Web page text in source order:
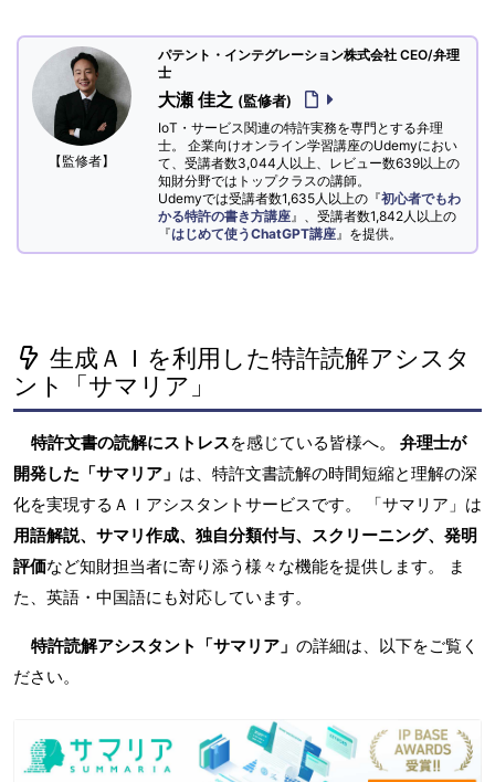
【監修者】
パテント・インテグレーション株式会社 CEO/弁理
士
大瀬 佳之 (監修者)
IoT・サービス関連の特許実務を専門とする弁理
士。 企業向けオンライン学習講座のUdemyにおい
て、受講者数3,044人以上、レビュー数639以上の
知財分野ではトップクラスの講師。
Udemyでは受講者数1,635人以上の『初心者でもわ
かる特許の書き方講座 』、受講者数1,842人以上の
『はじめて使うChatGPT講座 』を提供。
生成ＡＩを利用した特許読解アシスタ
ント「サマリア」
特許文書の読解にストレスを感じている皆様へ。 弁理士が
開発した「サマリア」 は、特許文書読解の時間短縮と理解の深
化を実現するＡＩアシスタントサービスです。 「サマリア」は
用語解説、サマリ作成、独自分類付与、スクリーニング、発明
評価など知財担当者に寄り添う様々な機能を提供します。 ま
た、英語・中国語にも対応しています。
特許読解アシスタント「サマリア」 の詳細は、以下をご覧く
ださい。